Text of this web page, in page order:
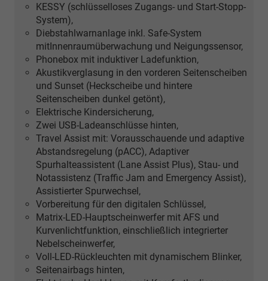
KESSY (schlüsselloses Zugangs- und Start-Stopp-
System),
Diebstahlwarnanlage inkl. Safe-System
mitInnenraumüberwachung und Neigungssensor,
Phonebox mit induktiver Ladefunktion,
Akustikverglasung in den vorderen Seitenscheiben
und Sunset (Heckscheibe und hintere
Seitenscheiben dunkel getönt),
Elektrische Kindersicherung,
Zwei USB-Ladeanschlüsse hinten,
Travel Assist mit: Vorausschauende und adaptive
Abstandsregelung (pACC), Adaptiver
Spurhalteassistent (Lane Assist Plus), Stau- und
Notassistenz (Traffic Jam and Emergency Assist),
Assistierter Spurwechsel,
Vorbereitung für den digitalen Schlüssel,
Matrix-LED-Hauptscheinwerfer mit AFS und
Kurvenlichtfunktion, einschließlich integrierter
Nebelscheinwerfer,
Voll-LED-Rückleuchten mit dynamischem Blinker,
Seitenairbags hinten,